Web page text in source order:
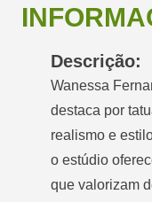
Descrição:
Wanessa
destaca por
realismo e
o estúdio
que valorizam